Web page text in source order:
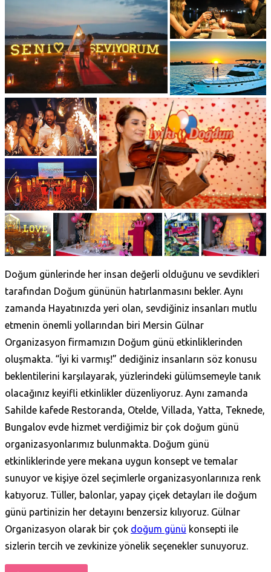
Doğum günlerinde her insan değerli olduğunu ve sevdikleri
tarafından Doğum gününün hatırlanmasını bekler. Aynı
zamanda Hayatınızda yeri olan, sevdiğiniz insanları mutlu
etmenin önemli yollarından biri Mersin Gülnar
Organizasyon firmamızın Doğum günü etkinliklerinden
oluşmakta. “İyi ki varmış!” dediğiniz insanların söz konusu
beklentilerini karşılayarak, yüzlerindeki gülümsemeyle tanık
olacağınız keyifli etkinlikler düzenliyoruz. Aynı zamanda
Sahilde kafede Restoranda, Otelde, Villada, Yatta, Teknede,
Bungalov evde hizmet verdiğimiz bir çok doğum günü
organizasyonlarımız bulunmakta. Doğum günü
etkinliklerinde yere mekana uygun konsept ve temalar
sunuyor ve kişiye özel seçimlerle organizasyonlarınıza renk
katıyoruz. Tüller, balonlar, yapay çiçek detayları ile doğum
günü partinizin her detayını benzersiz kılıyoruz. Gülnar
Organizasyon olarak bir çok doğum günü konsepti ile
sizlerin tercih ve zevkinize yönelik seçenekler sunuyoruz.